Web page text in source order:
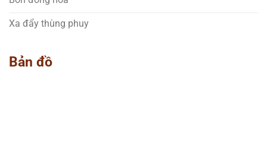
Xa đẩy thùng phuy
Bản đồ